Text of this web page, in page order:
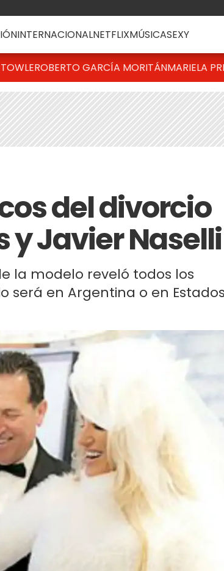
INTERNACIONALNETFLIXMÚSICASEXY
ROBERTO GARCÍA MORITÁNMARIELA
del divorcio
y Javier Naselli
la modelo reveló todos los
será en Argentina o en